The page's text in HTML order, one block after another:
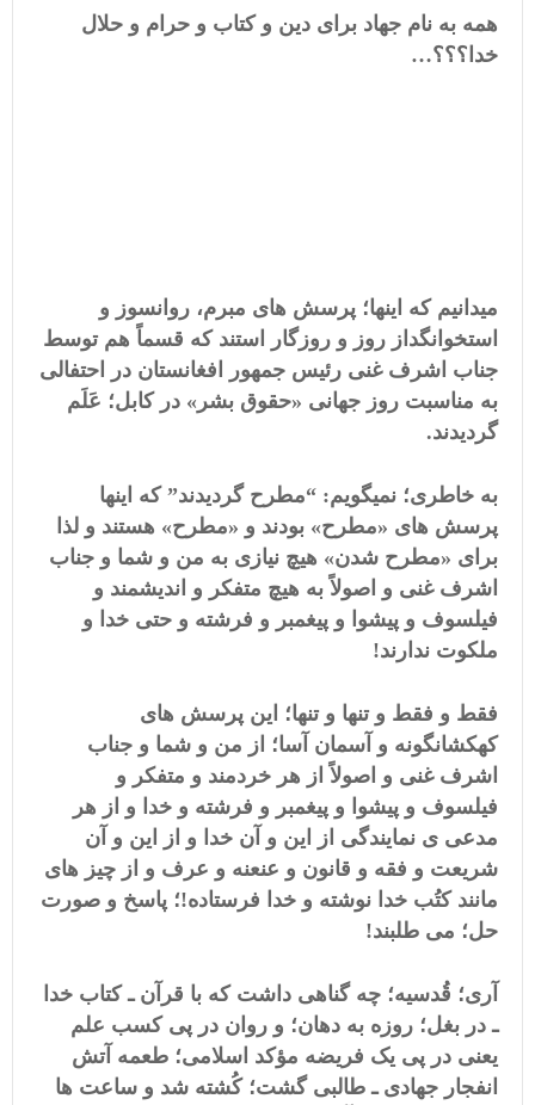
همه به نام جهاد برای دین و کتاب و حرام و حلال
خدا؟؟؟…
میدانیم که اینها؛ پرسش های مبرم، روانسوز و
استخوانگداز روز و روزگار استند که قسماً هم توسط
جناب اشرف غنی رئیس جمهور افغانستان در احتفالی
به مناسبت روز جهانی «حقوق بشر» در کابل؛ عَلَم
گردیدند.
به خاطری؛ نمیگویم: “مطرح گردیدند” که اینها
پرسش های «مطرح» بودند و «مطرح» هستند و لذا
برای «مطرح شدن» هیچ نیازی به من و شما و جناب
اشرف غنی و اصولاً به هیچ متفکر و اندیشمند و
فیلسوف و پیشوا و پیغمبر و فرشته و حتی خدا و
ملکوت ندارند!
فقط و فقط و تنها و تنها؛ این پرسش های
کهکشانگونه و آسمان آسا؛ از من و شما و جناب
اشرف غنی و اصولاً از هر خردمند و متفکر و
فیلسوف و پیشوا و پیغمبر و فرشته و خدا و از هر
مدعی ی نمایندگی از این و آن خدا و از این و آن
شریعت و فقه و قانون و عنعنه و عرف و از چیز های
مانند کتُب خدا نوشته و خدا فرستاده!؛ پاسخ و صورت
حل؛ می طلبند!
آری؛ قُدسیه؛ چه گناهی داشت که با قرآن ـ کتاب خدا
ـ در بغل؛ روزه به دهان؛ و روان در پی کسب علم
یعنی در پی یک فریضه مؤکد اسلامی؛ طعمه آتش
انفجار جهادی ـ طالبی گشت؛ کُشته شد و ساعت ها